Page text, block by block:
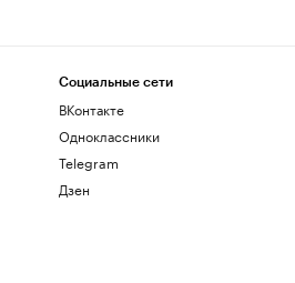
Социальные сети
ВКонтакте
Одноклассники
Telegram
Дзен